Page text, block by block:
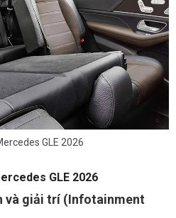
GLE 2026
GLE 2026
và giải trí (Infotainment